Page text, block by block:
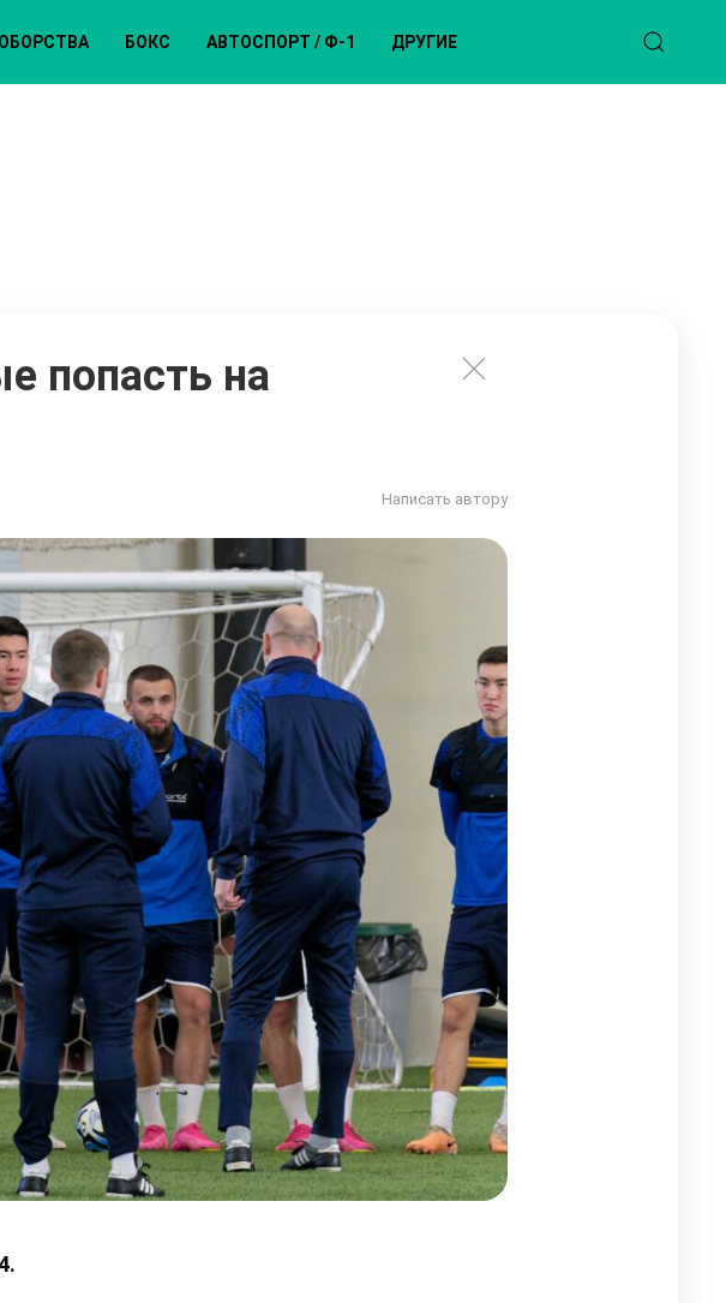
БОКС АВТОСПОРТ / Ф-1 ДРУГИЕ
попасть на
Написать автору